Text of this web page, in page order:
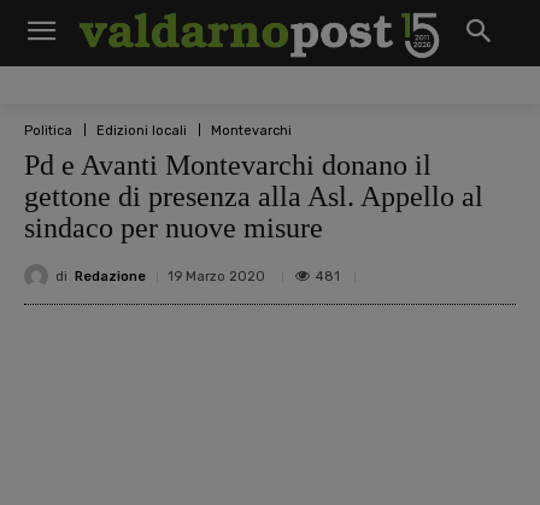
Politica Edizioni locali Montevarchi
Pd e Avanti Montevarchi donano il
gettone di presenza alla Asl. Appello al
sindaco per nuove misure
di Redazione 19 Marzo 2020 481